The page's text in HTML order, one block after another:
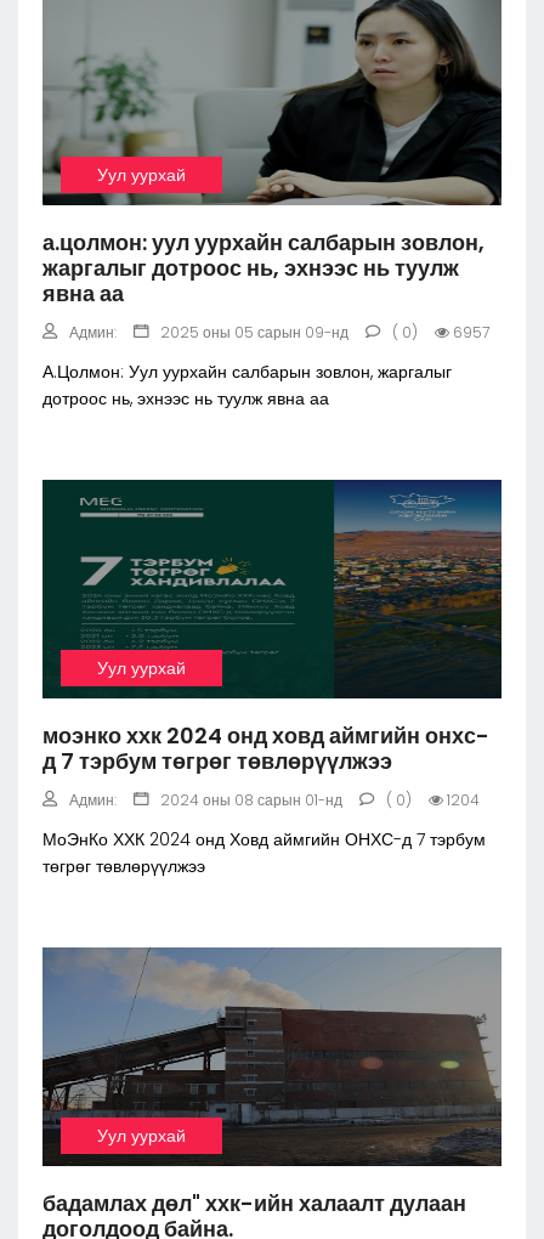
Уул уурхай
а.цолмон: уул уурхайн салбарын зовлон,
жаргалыг дотроос нь, эхнээс нь туулж
явна аа
Админ: 2025 оны 05 сарын 09-нд ( 0) 6957
А.Цолмон: Уул уурхайн салбарын зовлон, жаргалыг
дотроос нь, эхнээс нь туулж явна аа
Уул уурхай
моэнко ххк 2024 онд ховд аймгийн онхс-
д 7 тэрбум төгрөг төвлөрүүлжээ
Админ: 2024 оны 08 сарын 01-нд ( 0) 1204
МоЭнКо ХХК 2024 онд Ховд аймгийн ОНХС-д 7 тэрбум
төгрөг төвлөрүүлжээ
Уул уурхай
бадамлах дөл" ххк-ийн халаалт дулаан
доголдоод байна.